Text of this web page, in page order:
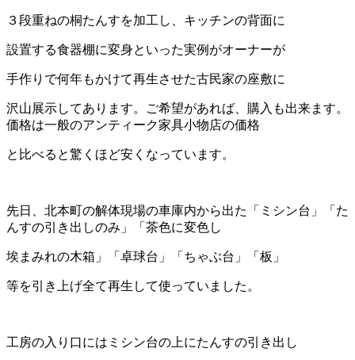
３段重ねの桐たんすを加工し、キッチンの背面に
設置する食器棚に変身といった実例がオーナーが
手作りで何年もかけて再生させた古民家の座敷に
沢山展示してあります。ご希望があれば、購入も出来ます。
価格は一般のアンティーク家具小物店の価格
と比べると驚くほど安くなっています。
先日、北本町の解体現場の車庫内から出た「ミシン台」「た
んすの引き出しのみ」「茶色に変色し
埃まみれの木箱」「卓球台」「ちゃぶ台」「板」
等を引き上げ全て再生して使っていました。
工房の入り口にはミシン台の上にたんすの引き出し